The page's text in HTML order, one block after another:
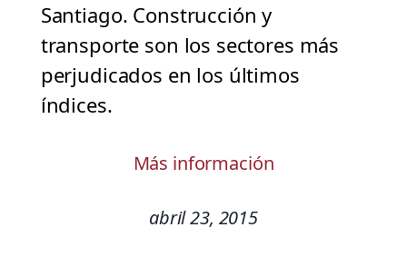
Santiago. Construcción y
transporte son los sectores más
perjudicados en los últimos
índices.
Más información
abril 23, 2015